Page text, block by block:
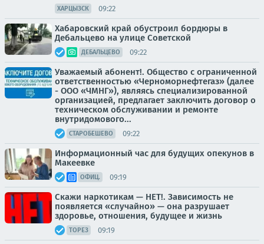
ХАРЦЫЗСК 09:22
Хабаровский край обустроил бордюры в
Дебальцево на улице Советской
ДЕБАЛЬЦЕВО 09:22
Уважаемый абонент!. Общество с ограниченной
ответственностью «Черноморнефтегаз» (далее
- ООО «ЧМНГ»), являясь специализированной
организацией, предлагает заключить договор о
техническом обслуживании и ремонте
внутридомового...
СТАРОБЕШЕВО 09:22
Информационный час для будущих опекунов в
Макеевке
ОФИЦ. 09:19
Скажи наркотикам — НЕТ!. Зависимость не
появляется «случайно» — она разрушает
здоровье, отношения, будущее и жизнь
ТОРЕЗ 09:19